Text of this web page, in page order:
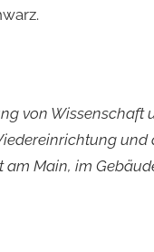
von Wissenschaft
und
Main, im